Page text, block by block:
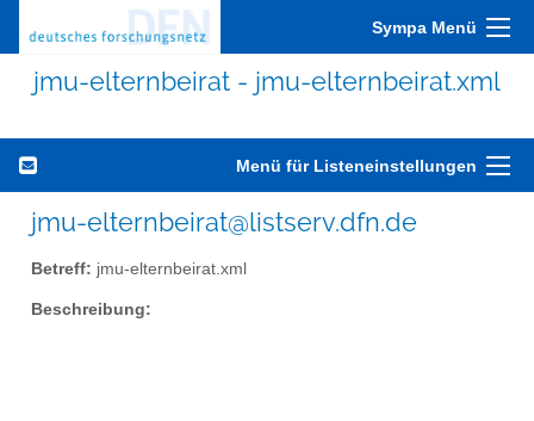
Sympa Menü
jmu-elternbeirat - jmu-elternbeirat.xml
Menü für Listeneinstellungen
jmu-elternbeirat@listserv.dfn.de
Betreff: jmu-elternbeirat.xml
Beschreibung: